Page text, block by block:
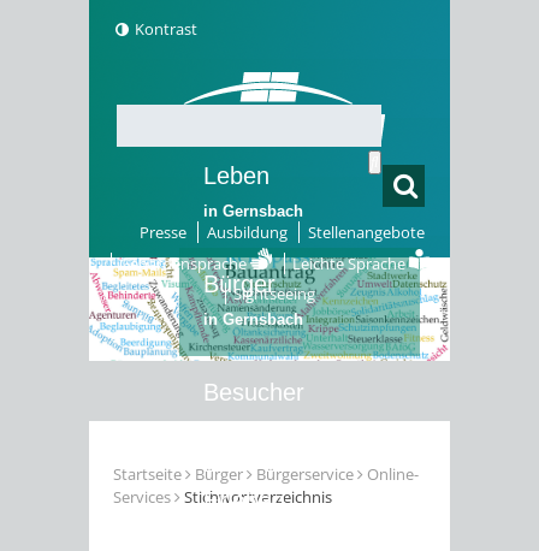
Kontrast
Presse Ausbildung
Stellenangebote
Gebärdensprache
Leichte Sprache
Sightseeing
Leben
in Gernsbach
Bürger
in Gernsbach
Besucher
Erleben
Startseite Bürger Bürgerservice
Online-
Services
Stichwortverzeichnis